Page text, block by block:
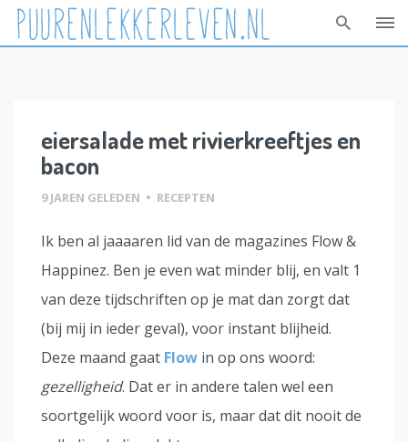
eiersalade met rivierkreeftjes en
bacon
9 JAREN GELEDEN • RECEPTEN
Ik ben al jaaaaren lid van de magazines Flow &
Happinez. Ben je even wat minder blij, en valt 1
van deze tijdschriften op je mat dan zorgt dat
(bij mij in ieder geval), voor instant blijheid.
Deze maand gaat Flow in op ons woord:
gezelligheid. Dat er in andere talen wel een
soortgelijk woord voor is, maar dat dit nooit de